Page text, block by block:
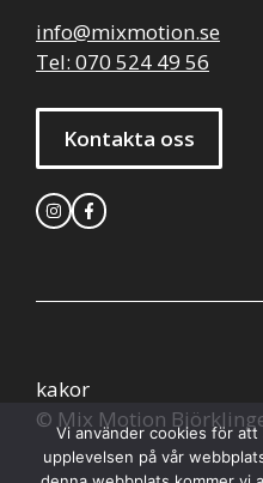
info@mixmotion.se
Tel: 070 524 49 56
Kontakta oss
© Mix Motion
kakor
Vi använder cookies för
upplevelsen på vår